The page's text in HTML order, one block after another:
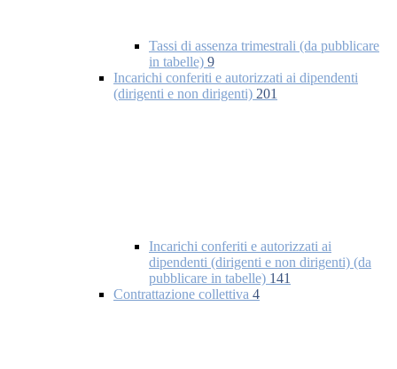
Tassi di assenza trimestrali (da pubblicare
in tabelle) 9
Incarichi conferiti e autorizzati ai dipendenti
(dirigenti e non dirigenti) 201
Incarichi conferiti e autorizzati ai
dipendenti (dirigenti e non dirigenti) (da
pubblicare in tabelle) 141
Contrattazione collettiva 4